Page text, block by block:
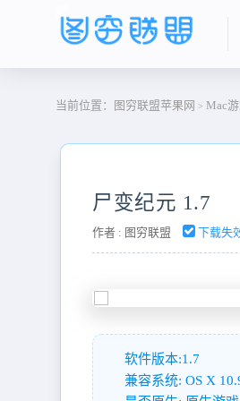
当前位置： 图穷联盟苹果网 > Mac
尸变纪元 1.7
作者 : 图穷联盟 下载失
软件版本:1.7
兼容系统: OS X